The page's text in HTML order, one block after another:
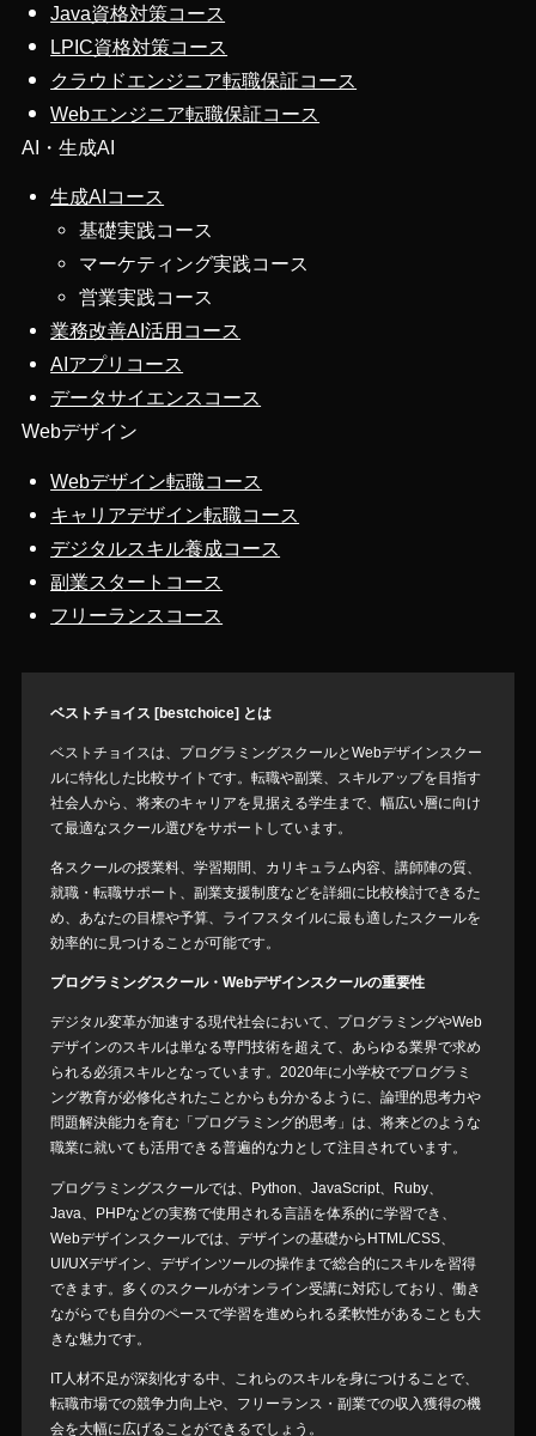
Java資格対策コース
LPIC資格対策コース
クラウドエンジニア転職保証コース
Webエンジニア転職保証コース
AI・生成AI
生成AIコース
基礎実践コース
マーケティング実践コース
営業実践コース
業務改善AI活用コース
AIアプリコース
データサイエンスコース
Webデザイン
Webデザイン転職コース
キャリアデザイン転職コース
デジタルスキル養成コース
副業スタートコース
フリーランスコース
ベストチョイス [bestchoice] とは
ベストチョイスは、プログラミングスクールとWebデザインスクー
ルに特化した比較サイトです。転職や副業、スキルアップを目指す
社会人から、将来のキャリアを見据える学生まで、幅広い層に向け
て最適なスクール選びをサポートしています。
各スクールの授業料、学習期間、カリキュラム内容、講師陣の質、
就職・転職サポート、副業支援制度などを詳細に比較検討できるた
め、あなたの目標や予算、ライフスタイルに最も適したスクールを
効率的に見つけることが可能です。
プログラミングスクール・Webデザインスクールの重要性
デジタル変革が加速する現代社会において、プログラミングやWeb
デザインのスキルは単なる専門技術を超えて、あらゆる業界で求め
られる必須スキルとなっています。2020年に小学校でプログラミ
ング教育が必修化されたことからも分かるように、論理的思考力や
問題解決能力を育む「プログラミング的思考」は、将来どのような
職業に就いても活用できる普遍的な力として注目されています。
プログラミングスクールでは、Python、JavaScript、Ruby、
Java、PHPなどの実務で使用される言語を体系的に学習でき、
Webデザインスクールでは、デザインの基礎からHTML/CSS、
UI/UXデザイン、デザインツールの操作まで総合的にスキルを習得
できます。多くのスクールがオンライン受講に対応しており、働き
ながらでも自分のペースで学習を進められる柔軟性があることも大
きな魅力です。
IT人材不足が深刻化する中、これらのスキルを身につけることで、
転職市場での競争力向上や、フリーランス・副業での収入獲得の機
会を大幅に広げることができるでしょう。